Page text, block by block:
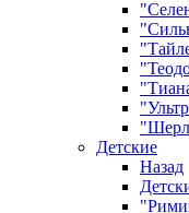
Детские
Назад